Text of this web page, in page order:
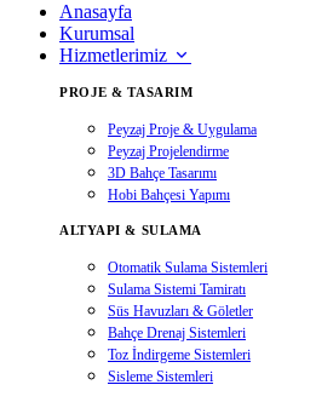
Anasayfa
Kurumsal
Hizmetlerimiz
PROJE & TASARIM
Peyzaj Proje & Uygulama
Peyzaj Projelendirme
3D Bahçe Tasarımı
Hobi Bahçesi Yapımı
ALTYAPI & SULAMA
Otomatik Sulama Sistemleri
Sulama Sistemi Tamiratı
Süs Havuzları & Göletler
Bahçe Drenaj Sistemleri
Toz İndirgeme Sistemleri
Sisleme Sistemleri